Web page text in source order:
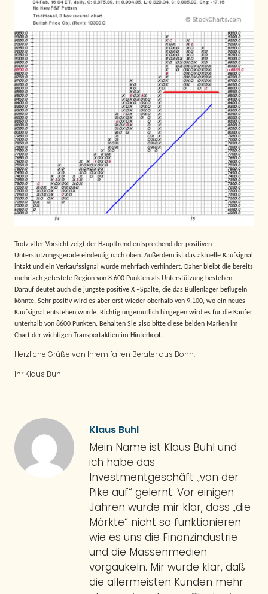
Trotz aller Vorsicht zeigt der Haupttrend entsprechend der positiven
Unterstützungsgerade eindeutig nach oben. Außerdem ist das aktuelle Kaufsignal
intakt und ein Verkaufssignal wurde mehrfach verhindert. Daher bleibt die bereits
mehrfach getestete Region von 8.600 Punkten als Unterstützung bestehen.
Darauf deutet auch die jüngste positive X –Spalte, die das Bullenlager beflügeln
könnte. Sehr positiv wird es aber erst wieder oberhalb von 9.100, wo ein neues
Kaufsignal entstehen würde. Richtig ungemütlich hingegen wird es für die Käufer
unterhalb von 8600 Punkten. Behalten Sie also bitte diese beiden Marken im
Chart der wichtigen Transportaktien im Hinterkopf.
Herzliche Grüße von Ihrem fairen Berater aus Bonn,
Ihr Klaus Buhl
Klaus Buhl
Mein Name ist Klaus Buhl und
ich habe das
Investmentgeschäft „von der
Pike auf“ gelernt. Vor einigen
Jahren wurde mir klar, dass „die
Märkte“ nicht so funktionieren
wie es uns die Finanzindustrie
und die Massenmedien
vorgaukeln. Mir wurde klar, daß
die allermeisten Kunden mehr